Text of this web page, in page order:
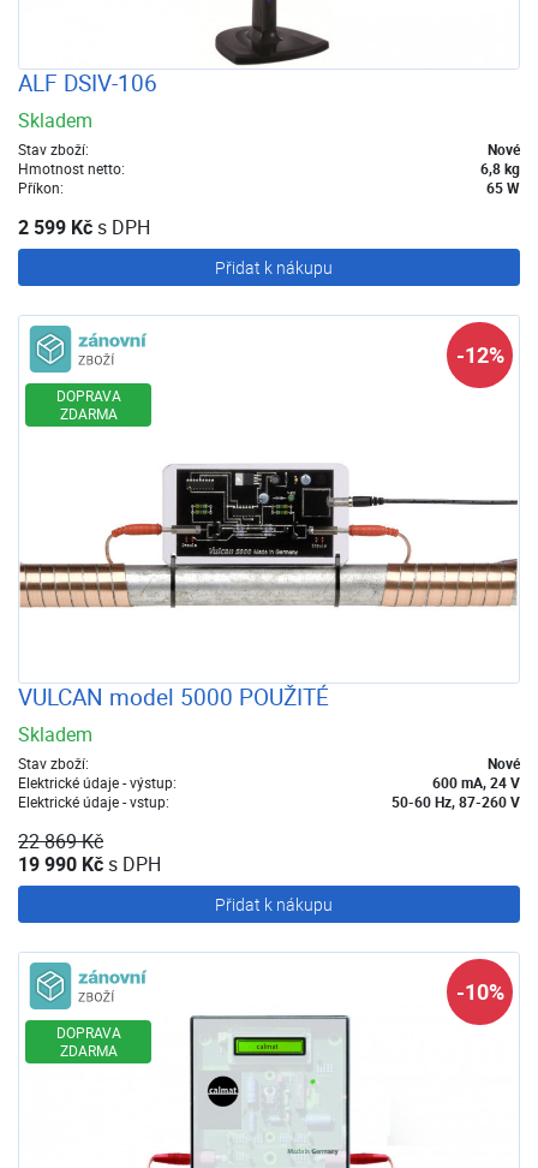
ALF DSIV-106
Skladem
Stav zboží:
Nové
Hmotnost netto:
6,8 kg
Příkon:
65 W
2 599 Kčs DPH
Přidat k nákupu
DOPRAVA
ZDARMA
-12%
VULCAN model 5000 POUŽITÉ
Skladem
Stav zboží:
Nové
Elektrické údaje - výstup:
600 mA, 24 V
Elektrické údaje - vstup:
50-60 Hz, 87-260 V
22 869 Kč
19 990 Kčs DPH
Přidat k nákupu
DOPRAVA
ZDARMA
-10%